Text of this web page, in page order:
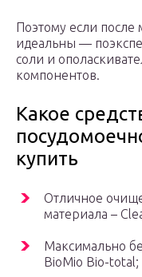
Поэтому если после
идеальны —
соли и
компонентов.
Какое
купить
Отличное
материала –
Максимально
BioMio Bio-total;